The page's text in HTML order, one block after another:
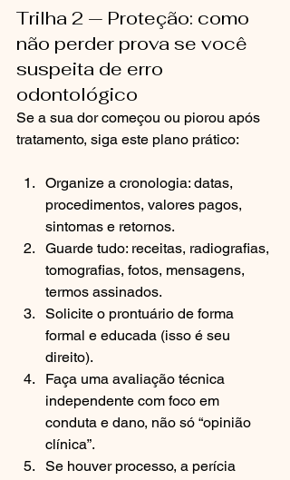
Trilha 2 — Proteção: como
não perder prova se você
suspeita de erro
odontológico
Se a sua dor começou ou piorou após
tratamento, siga este plano prático:
Organize a cronologia: datas,
procedimentos, valores pagos,
sintomas e retornos.
Guarde tudo: receitas, radiografias,
tomografias, fotos, mensagens,
termos assinados.
Solicite o prontuário de forma
formal e educada (isso é seu
direito).
Faça uma avaliação técnica
independente com foco em
conduta e dano, não só “opinião
clínica”.
Se houver processo, a perícia